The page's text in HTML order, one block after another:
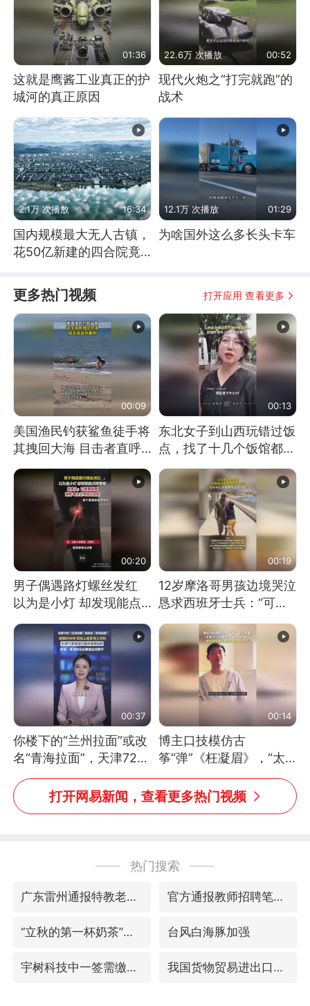
01:36
这就是鹰酱工业真正的护
城河的真正原因
22.6万 次播放 00:52
现代火炮之“打完就跑”的
战术
2.1万 次播放 16:34
国内规模最大无人古镇，
花50亿新建的四合院竟
12.1万 次播放 01:29
为啥国外这么多长头卡车
更多热门视频 打开应用 查看更多
00:09
美国渔民钓获鲨鱼徒手将
其拽回大海 目击者直呼
震惊 （视频来源：参考
消息）
00:13
东北女子到山西玩错过饭
点，找了十几个饭馆都没
开门：午休到几点
00:20
男子偶遇路灯螺丝发红
以为是小灯 却发现能点
燃香烟 当事人：已报警
处理
00:19
12岁摩洛哥男孩边境哭泣
恳求西班牙士兵：“可不
可以不要把我遣返回国”
00:37
你楼下的“兰州拉面”或改
名“青海拉面”，天津72家
面馆已集体更换招牌
00:14
博主口技模仿古
筝“弹”《枉凝眉》，“太
像了～你是吃古筝长大的
吗？”“或将成为首位考级
不带古筝的选手。”（来
打开网易新闻，查看更多热门视频
热门搜索
广东雷州通报特教老师招聘违规事件 官方通报教师招聘笔试前13名被淘汰
“立秋的第一杯奶茶”又爆单了 台风白海豚加强
宇树科技中一签需缴款7.54万元 我国货物贸易进出口超30万亿元